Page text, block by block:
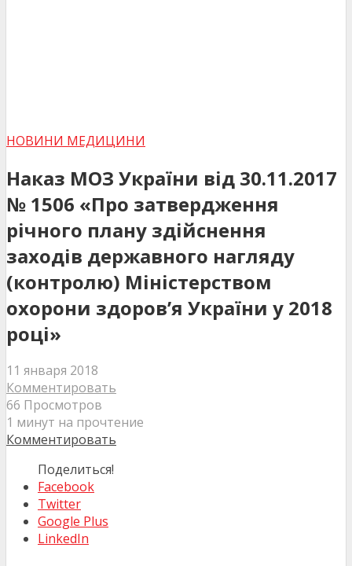
НОВИНИ МЕДИЦИНИ
Наказ МОЗ України від 30.11.2017
№ 1506 «Про затвердження
річного плану здійснення
заходів державного нагляду
(контролю) Міністерством
охорони здоров’я України у 2018
році»
11 января 2018
Комментировать
66 Просмотров
1 минут на прочтение
Комментировать
Поделиться!
Facebook
Twitter
Google Plus
LinkedIn